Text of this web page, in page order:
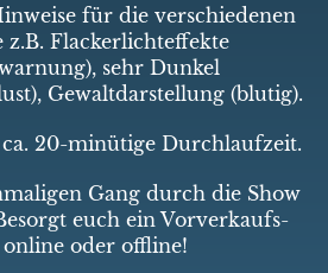
für die verschiedenen
z.B. Flackerlichteffekte
sehr Dunkel
Gewaltdarstellung (blutig).
20-minütige Durchlaufzeit.
Gang durch die Show
euch ein Vorverkaufs-
oder offline!